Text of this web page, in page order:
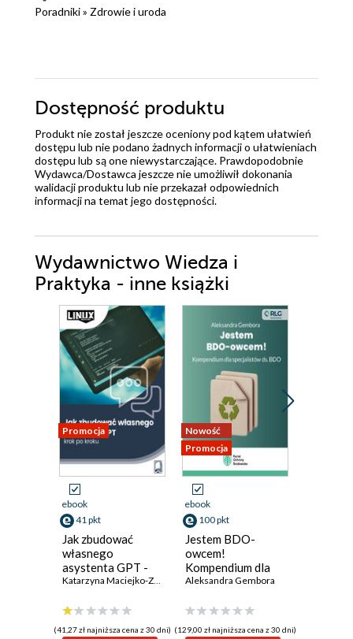
Poradniki» Zdrowie i uroda
Dostępność produktu
Produkt nie został jeszcze oceniony pod kątem ułatwień
dostępu lub nie podano żadnych informacji o ułatwieniach
dostępu lub są one niewystarczające. Prawdopodobnie
Wydawca/Dostawca jeszcze nie umożliwił dokonania
walidacji produktu lub nie przekazał odpowiednich
informacji na temat jego dostępności.
Wydawnictwo Wiedza i
Praktyka - inne książki
Promocja
ebook
41 pkt
Jak zbudować
własnego
asystenta GPT -
krok po kroku
(41,27 zł najniższa cena z 30 dni)
Nowość
Promocja
ebook
100 pkt
Jestem BDO-
owcem!
Kompendium dla
specjalistów ds.
Aleksandra Gembora
(129,00 zł najniższa cena z 30 dni)